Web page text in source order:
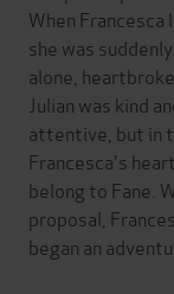
When Francesca
she was suddenly
alone,
Julian was kind
attentive, but in
Francesca's
belong to Fane.
proposal,
began an